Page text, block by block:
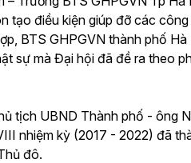
tạo điều kiện giúp đỡ các
BTS GHPGVN thành phố
sự mà Đại hội đã đề ra theo
tịch UBND Thành phố - ông
nhiệm kỳ (2017 - 2022) đã
đô.